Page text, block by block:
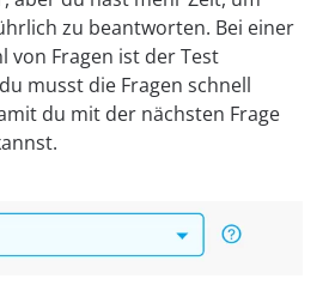
zu beantworten. Bei einer
von Fragen ist der Test
musst die Fragen schnell
du mit der nächsten Frage